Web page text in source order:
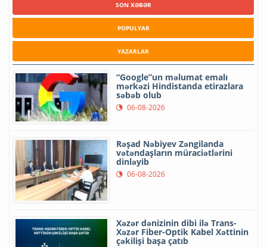
SON XƏBƏR
POPULYAR
YAZARLAR
“Google”un məlumat emalı
mərkəzi Hindistanda etirazlara
səbəb olub
06-08-2026
Rəşad Nəbiyev Zəngilanda
vətəndaşların müraciətlərini
dinləyib
06-08-2026
Xəzər dənizinin dibi ilə Trans-
Xəzər Fiber-Optik Kabel Xəttinin
çəkilişi başa çatıb